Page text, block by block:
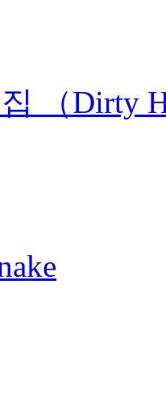
（Dirty